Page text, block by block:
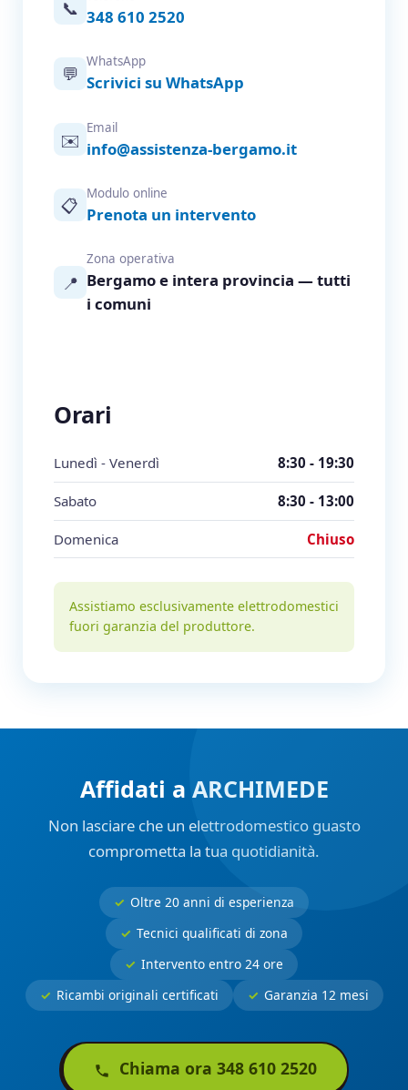
📞 348 610 2520
💬
WhatsApp
Scrivici su WhatsApp
✉️
Email
info@assistenza-bergamo.it
📋
Modulo online
Prenota un intervento
📍
Zona operativa
Bergamo e intera provincia — tutti
i comuni
Orari
Lunedì - Venerdì 8:30 - 19:30
Sabato 8:30 - 13:00
Domenica Chiuso
Assistiamo esclusivamente elettrodomestici
fuori garanzia del produttore.
Affidati a ARCHIMEDE
Non lasciare che un elettrodomestico guasto
comprometta la tua quotidianità.
Oltre 20 anni di esperienza
Tecnici qualificati di zona
Intervento entro 24 ore
Ricambi originali certificati
Garanzia 12 mesi
Chiama ora 348 610 2520